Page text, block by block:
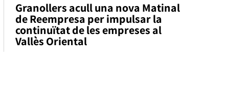
Granollers acull una nova Matinal
de Reempresa per impulsar la
continuïtat de les empreses al
Vallès Oriental